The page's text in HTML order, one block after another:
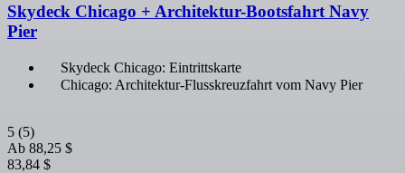
Skydeck Chicago + Architektur-Bootsfahrt Navy
Pier
Skydeck Chicago: Eintrittskarte
Chicago: Architektur-Flusskreuzfahrt vom Navy Pier
5 (5)
Ab 88,25 $
83,84 $